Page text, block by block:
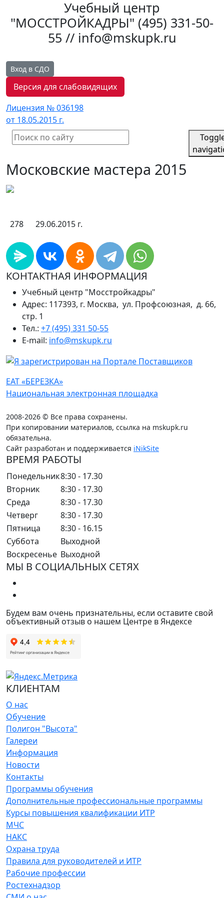
Учебный центр
"МОССТРОЙКАДРЫ" (495) 331-50-
55 // info@mskupk.ru
Вход в СДО
Версия для слабовидящих
Лицензия № 036198
от 18.05.2015 г.
Московские мастера 2015
278 29.06.2015 г.
КОНТАКТНАЯ ИНФОРМАЦИЯ
Учебный центр "Мосстройкадры"
Адрес: 117393, г. Москва, ул. Профсоюзная, д. 66,
стр. 1
Тел.: +7 (495) 331 50-55
E-mail: info@mskupk.ru
ЕАТ «БЕРЕЗКА»
Национальная электронная площадка
2008-2026 © Все права сохранены.
При копировании материалов, ссылка на mskupk.ru
обязательна.
Сайт разработан и поддерживается iNikSite
ВРЕМЯ РАБОТЫ
Понедельник8:30 - 17.30
Вторник
8:30 - 17.30
Среда
8:30 - 17.30
Четверг
8:30 - 17.30
Пятница
8:30 - 16.15
Суббота
Выходной
Воскресенье Выходной
МЫ В СОЦИАЛЬНЫХ СЕТЯХ
Будем вам очень признательны, если оставите свой
объективный отзыв о нашем Центре в Яндексе
КЛИЕНТАМ
О нас
Обучение
Полигон "Высота"
Галереи
Информация
Новости
Контакты
Программы обучения
Дополнительные профессиональные программы
Курсы повышения квалификации ИТР
МЧС
НАКС
Охрана труда
Правила для руководителей и ИТР
Рабочие профессии
Ростехнадзор